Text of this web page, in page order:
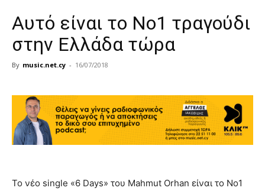
Αυτό είναι το Νο1 τραγούδι
στην Ελλάδα τώρα
By music.net.cy - 16/07/2018
Το νέο single «6 Days» του Mahmut Orhan είναι το Νο1